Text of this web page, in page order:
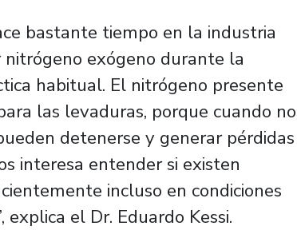
bastante tiempo en la industria
exógeno durante la
habitual. El nitrógeno presente
las levaduras, porque cuando no
detenerse y generar pérdidas
interesa entender si existen
incluso en condiciones
, explica el Dr. Eduardo Kessi.